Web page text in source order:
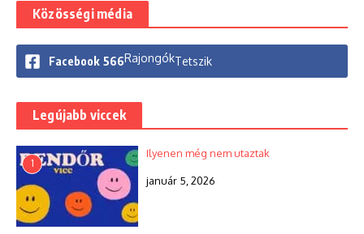
Közösségi média
Facebook 566RajongókTetszik
Legújabb viccek
1
Ilyenen még nem utaztak
január 5, 2026